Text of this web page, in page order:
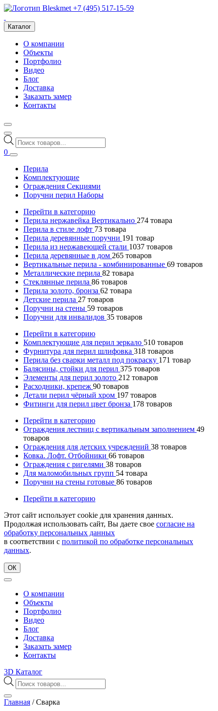
+7 (495) 517-15-59
Каталог
О компании
Объекты
Портфолио
Видео
Блог
Доставка
Заказать замер
Контакты
Поиск
товаров
0
Перила
Комплектующие
Ограждения Секциями
Поручни перил Наборы
Перейти в категорию
Перила нержавейка Вертикально 274 товара
Перила в стиле лофт 73 товара
Перила деревянные поручни 191 товар
Перила из нержавеющей стали 1037 товаров
Перила деревянные в дом 265 товаров
Вертикальные перила - комбинированные 69 товаров
Металлические перила 82 товара
Стеклянные перила 86 товаров
Перила золото, бронза 62 товара
Детские перила 27 товаров
Поручни на стены 59 товаров
Поручни для инвалидов 35 товаров
Перейти в категорию
Комплектующие для перил зеркало 510 товаров
Фурнитура для перил шлифовка 318 товаров
Перила без сварки металл под покраску 171 товар
Балясины, стойки для перил 375 товаров
Элементы для перил золото 212 товаров
Расходники, крепеж 90 товаров
Детали перил чёрный хром 197 товаров
Фитинги для перил цвет бронза 178 товаров
Перейти в категорию
Ограждения лестниц с вертикальным заполнением 49
товаров
Ограждения для детских учреждений 38 товаров
Ковка. Лофт. Отбойники 66 товаров
Ограждения с ригелями 38 товаров
Для маломобильных групп 54 товара
Поручни на стены готовые 86 товаров
Перейти в категорию
Этот сайт использует cookie для хранения данных.
Продолжая использовать сайт, Вы даете свое согласие на
обработку персональных данных
в соответствии с политикой по обработке персональных
данных.
ОК
О компании
Объекты
Портфолио
Видео
Блог
Доставка
Заказать замер
Контакты
3D Каталог
Поиск
товаров
Главная /Сварка